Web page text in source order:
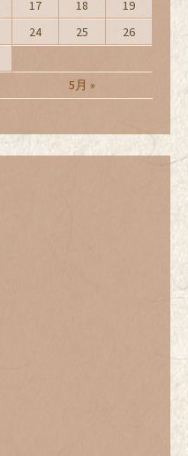
5月 »
17 18
19
24 25
26